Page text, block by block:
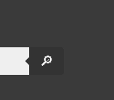
🔎